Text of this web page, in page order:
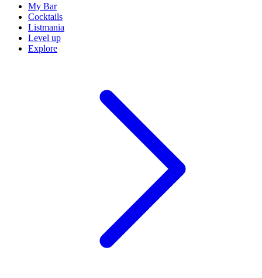
My Bar
Cocktails
Listmania
Level up
Explore